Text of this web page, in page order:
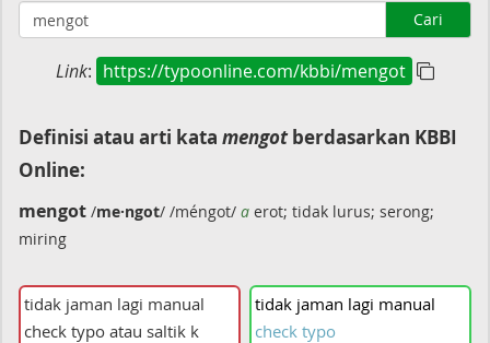
Cari
Link: https://typoonline.com/kbbi/mengot
Definisi atau arti kata mengotberdasarkan KBBI
Online:
mengot /me·ngot/ /méngot/ a erot; tidak lurus; serong;
miring
tidak jaman lagi manual
check typo